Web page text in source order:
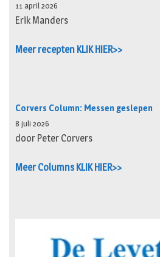
11 april 2026
Erik Manders
Meer recepten KLIK HIER>>
Corvers Column: Messen geslepen
8 juli 2026
door Peter Corvers
Meer Columns KLIK HIER>>